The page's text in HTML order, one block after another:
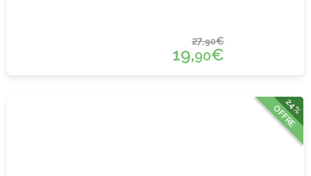
27,90€
19,90€
24%
OFFRE